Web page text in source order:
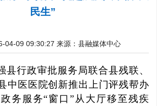
民生”
04-09 09:30:27 来源：县融媒体中心
县行政审批服务局联合县残联、
中医医院创新推出上门评残帮办
务服务“窗口”从大厅移至残疾